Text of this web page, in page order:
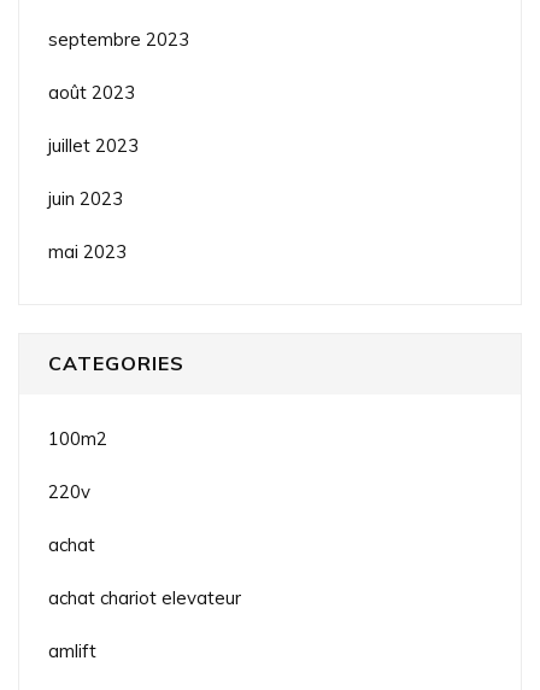
septembre 2023
août 2023
juillet 2023
juin 2023
mai 2023
CATEGORIES
100m2
220v
achat
achat chariot elevateur
amlift